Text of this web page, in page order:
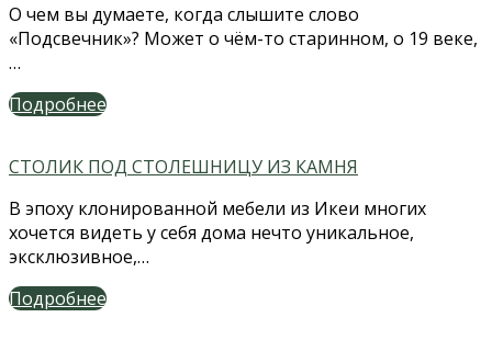
О чем вы думаете, когда слышите слово
«Подсвечник»? Может о чём-то старинном, о 19 веке,
…
Подробнее
СТОЛИК ПОД СТОЛЕШНИЦУ ИЗ КАМНЯ
В эпоху клонированной мебели из Икеи многих
хочется видеть у себя дома нечто уникальное,
эксклюзивное,…
Подробнее